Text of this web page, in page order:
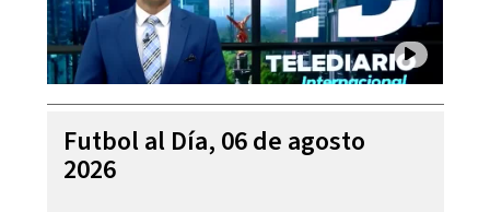
Futbol al Día, 06 de agosto
2026